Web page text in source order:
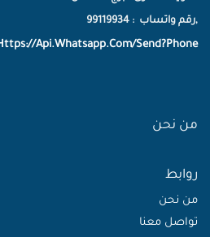
,رقم واتساب : 99119934
Api.Whatsapp.Com/Send?Phone
من نحن
روابط
من نحن
تواصل معنا